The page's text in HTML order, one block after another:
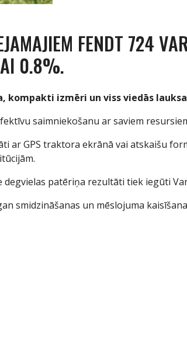
FENDT 724
0.8%.
kompakti izmēri un viss viedās
saimniekošanu ar saviem
ar GPS traktora ekrānā vai atskaišu
patēriņa rezultāti tiek iegūti
smidzināšanas un mēslojuma